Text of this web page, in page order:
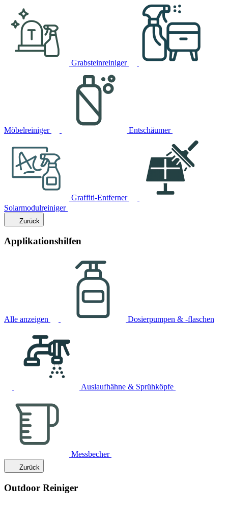
Grabsteinreiniger
Möbelreiniger Entschäumer
Graffiti-Entferner
Solarmodulreiniger
Zurück
Applikationshilfen
Alle anzeigen Dosierpumpen & -flaschen
Auslaufhähne & Sprühköpfe
Messbecher
Zurück
Outdoor Reiniger